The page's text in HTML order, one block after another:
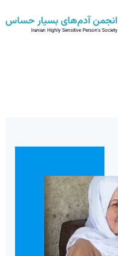
انجمن آدم‌های بسیار حساس
Iranian Highly Sensitive Person's Society